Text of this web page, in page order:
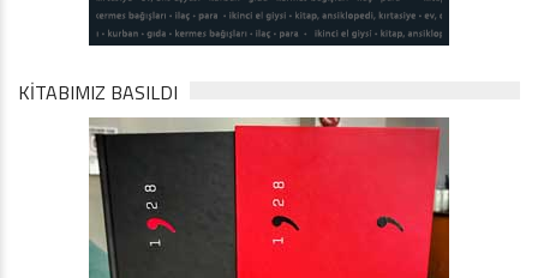
KİTABIMIZ BASILDI